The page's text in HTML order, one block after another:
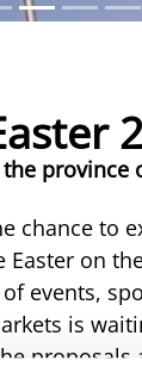
province
chance to
Easter on
events,
is
proposals